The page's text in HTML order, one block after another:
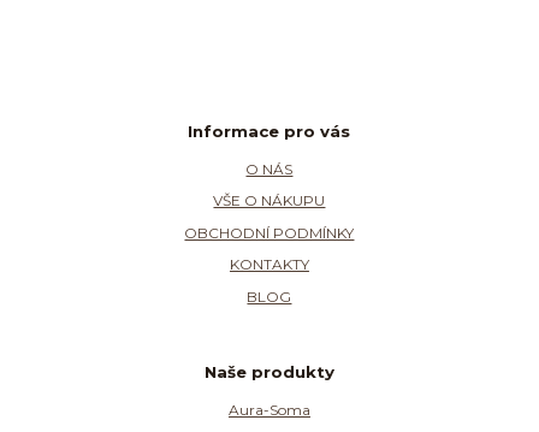
Informace pro vás
O NÁS
VŠE O NÁKUPU
OBCHODNÍ PODMÍNKY
KONTAKTY
BLOG
Naše produkty
Aura-Soma